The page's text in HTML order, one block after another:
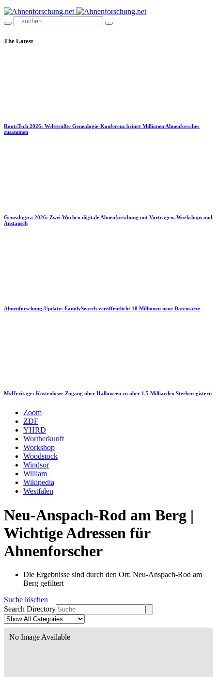
The Latest
RootsTech 2026: Weltgrößte Genealogie-Konferenz bringt Millionen Ahnenforscher
zusammen
Genealogica 2026: Zwei Wochen digitale Ahnenforschung mit Vorträgen, Workshops und
Austausch
Ahnenforschung-Update: FamilySearch veröffentlicht 18 Millionen neue Datensätze
MyHeritage: Kostenloser Zugang über Halloween zu über 1,5 Milliarden Sterberegistern
Zoom
ZDF
YHRD
Wortherkunft
Workshop
Woodstock
Windsor
William
Wikipedia
Westfalen
Neu-Anspach-Rod am Berg |
Wichtige Adressen für
Ahnenforscher
Die Ergebnisse sind durch den Ort: Neu-Anspach-Rod am
Berg gefiltert
Suche löschen
Search Directory
No Image Available